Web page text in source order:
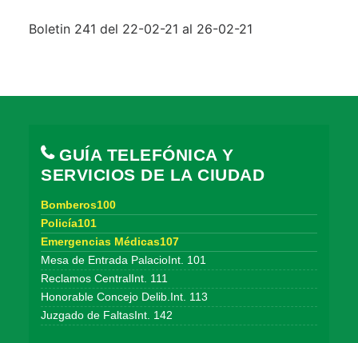
Boletin 241 del 22-02-21 al 26-02-21
GUÍA TELEFÓNICA Y
SERVICIOS DE LA CIUDAD
Bomberos100
Policía101
Emergencias Médicas107
Mesa de Entrada PalacioInt. 101
Reclamos CentralInt. 111
Honorable Concejo Delib.Int. 113
Juzgado de FaltasInt. 142